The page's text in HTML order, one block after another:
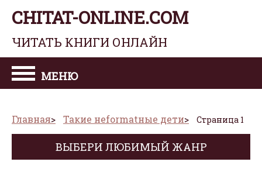
CHITAT-ONLINE.COM
ЧИТАТЬ КНИГИ ОНЛАЙН
МЕНЮ
Главная Такие нeformatныe дети Страница 1
ВЫБЕРИ ЛЮБИМЫЙ ЖАНР